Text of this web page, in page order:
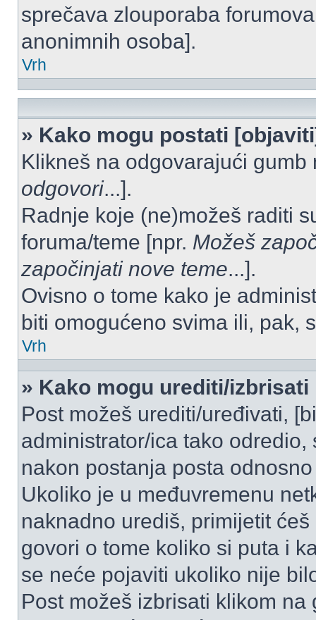
sprečava zlouporaba
anonimnih osoba].
Vrh
» Kako mogu postati
Klikneš na odgovarajući
odgovori...].
Radnje koje (ne)možeš raditi
foruma/teme [npr. Možeš
započinjati nove teme...].
Ovisno o tome kako je
biti omogućeno svima ili, pak,
Vrh
» Kako mogu urediti/izbrisati
Post možeš urediti/uređivati,
administrator/ica tako
nakon postanja posta
Ukoliko je u međuvremenu
naknadno urediš, primijetit
govori o tome koliko si puta i
se neće pojaviti ukoliko nije
Post možeš izbrisati klikom